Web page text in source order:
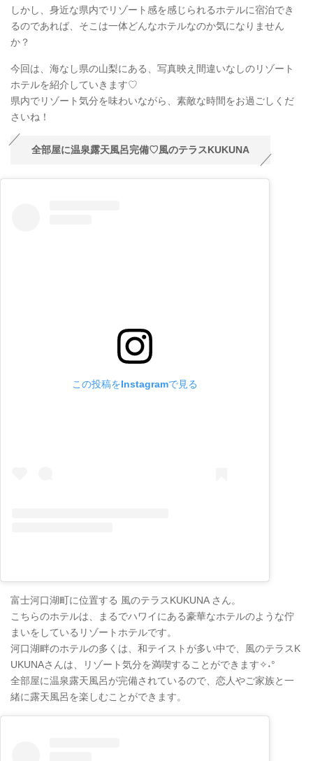
しかし、身近な県内でリゾート感を感じられるホテルに宿泊でき
るのであれば、そこは一体どんなホテルなのか気になりません
か？
今回は、海なし県の山梨にある、写真映え間違いなしのリゾート
ホテルを紹介していきます♡
県内でリゾート気分を味わいながら、素敵な時間をお過ごしくだ
さいね！
全部屋に温泉露天風呂完備♡風のテラスKUKUNA
この投稿をInstagramで見る
富士河口湖町に位置する 風のテラスKUKUNA さん。
こちらのホテルは、まるでハワイにある豪華なホテルのような佇
まいをしているリゾートホテルです。
河口湖畔のホテルの多くは、和テイストが多い中で、風のテラスK
UKUNAさんは、リゾート気分を満喫することができます✧˖°
全部屋に温泉露天風呂が完備されているので、恋人やご家族と一
緒に露天風呂を楽しむことができます。